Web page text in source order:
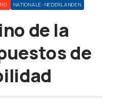
NATIONALE-NEDERLANDEN
de la
de